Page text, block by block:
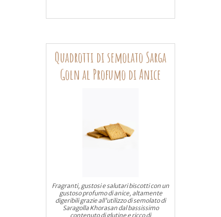
Quadrotti di semolato Sarga
Goln al Profumo di Anice
Fragranti, gustosi e salutari biscotti con un
gustoso profumo di anice, altamente
digeribili grazie all'utilizzo di semolato di
Saragolla Khorasan dal bassissimo
contenuto di glutine e ricco di